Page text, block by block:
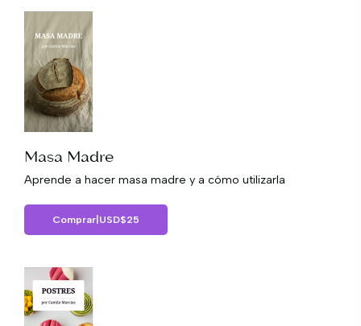
Masa Madre
Aprende a hacer masa madre y a cómo utilizarla
Comprar USD$25